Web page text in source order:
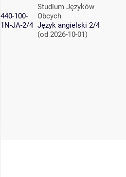
440-100-
1N-JA-2/4
Studium Języków
Obcych
Język angielski 2/4
(od 2026-10-01)